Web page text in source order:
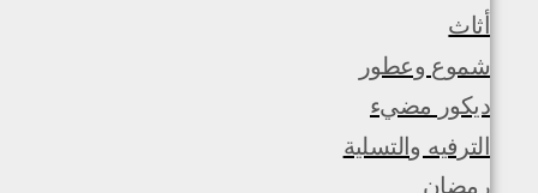
أثاث
شموع وعطور
ديكور مضيء
الترفيه والتسلية
رمضان